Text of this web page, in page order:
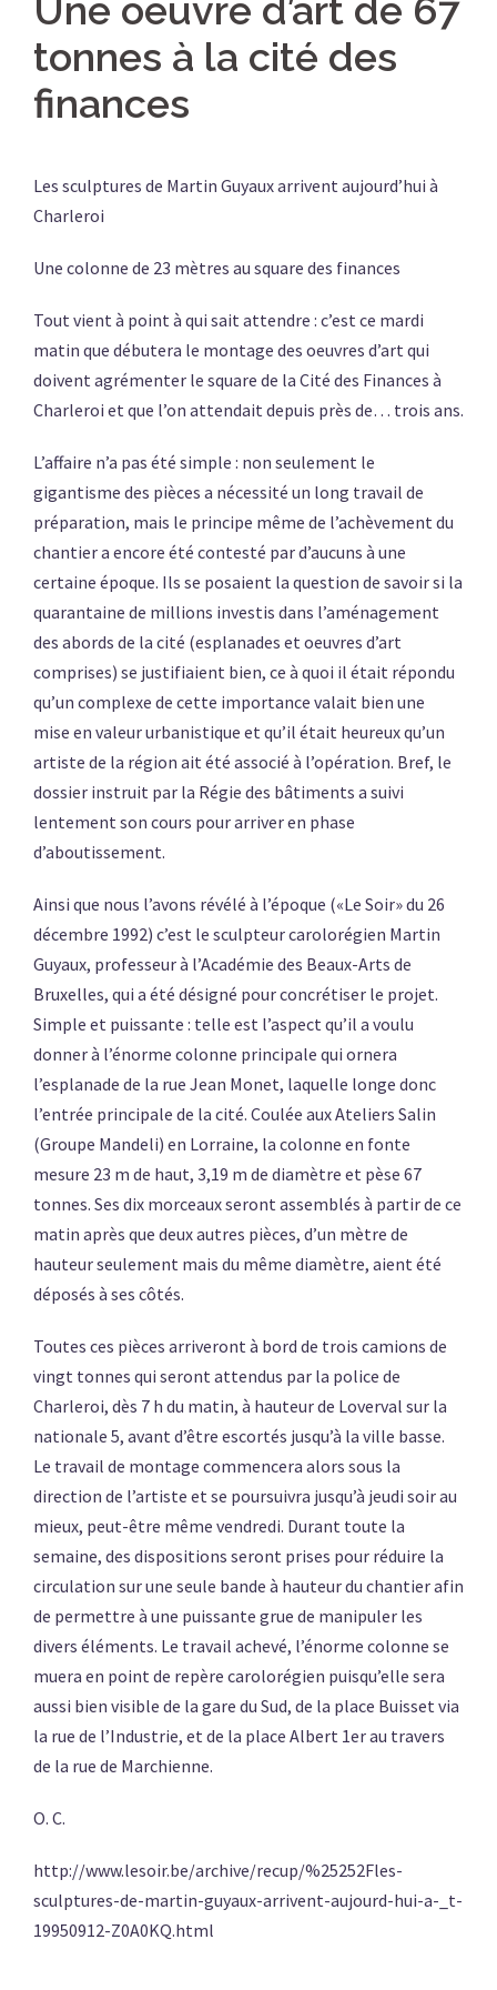
Une oeuvre d’art de 67
tonnes à la cité des
finances
Les sculptures de Martin Guyaux arrivent aujourd’hui à
Charleroi
Une colonne de 23 mètres au square des finances
Tout vient à point à qui sait attendre : c’est ce mardi
matin que débutera le montage des oeuvres d’art qui
doivent agrémenter le square de la Cité des Finances à
Charleroi et que l’on attendait depuis près de… trois ans.
L’affaire n’a pas été simple : non seulement le
gigantisme des pièces a nécessité un long travail de
préparation, mais le principe même de l’achèvement du
chantier a encore été contesté par d’aucuns à une
certaine époque. Ils se posaient la question de savoir si la
quarantaine de millions investis dans l’aménagement
des abords de la cité (esplanades et oeuvres d’art
comprises) se justifiaient bien, ce à quoi il était répondu
qu’un complexe de cette importance valait bien une
mise en valeur urbanistique et qu’il était heureux qu’un
artiste de la région ait été associé à l’opération. Bref, le
dossier instruit par la Régie des bâtiments a suivi
lentement son cours pour arriver en phase
d’aboutissement.
Ainsi que nous l’avons révélé à l’époque («Le Soir» du 26
décembre 1992) c’est le sculpteur carolorégien Martin
Guyaux, professeur à l’Académie des Beaux-Arts de
Bruxelles, qui a été désigné pour concrétiser le projet.
Simple et puissante : telle est l’aspect qu’il a voulu
donner à l’énorme colonne principale qui ornera
l’esplanade de la rue Jean Monet, laquelle longe donc
l’entrée principale de la cité. Coulée aux Ateliers Salin
(Groupe Mandeli) en Lorraine, la colonne en fonte
mesure 23 m de haut, 3,19 m de diamètre et pèse 67
tonnes. Ses dix morceaux seront assemblés à partir de ce
matin après que deux autres pièces, d’un mètre de
hauteur seulement mais du même diamètre, aient été
déposés à ses côtés.
Toutes ces pièces arriveront à bord de trois camions de
vingt tonnes qui seront attendus par la police de
Charleroi, dès 7 h du matin, à hauteur de Loverval sur la
nationale 5, avant d’être escortés jusqu’à la ville basse.
Le travail de montage commencera alors sous la
direction de l’artiste et se poursuivra jusqu’à jeudi soir au
mieux, peut-être même vendredi. Durant toute la
semaine, des dispositions seront prises pour réduire la
circulation sur une seule bande à hauteur du chantier afin
de permettre à une puissante grue de manipuler les
divers éléments. Le travail achevé, l’énorme colonne se
muera en point de repère carolorégien puisqu’elle sera
aussi bien visible de la gare du Sud, de la place Buisset via
la rue de l’Industrie, et de la place Albert 1er au travers
de la rue de Marchienne.
O. C.
http://www.lesoir.be/archive/recup/%25252Fles-
sculptures-de-martin-guyaux-arrivent-aujourd-hui-a-_t-
19950912-Z0A0KQ.html